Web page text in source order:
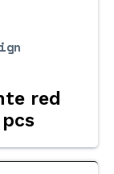
red